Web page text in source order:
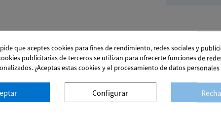
que aceptes cookies para fines de rendimiento, redes sociales y
publicitarias de terceros se utilizan para ofrecerte funciones de
¿Aceptas estas cookies y el procesamiento de datos
Configurar